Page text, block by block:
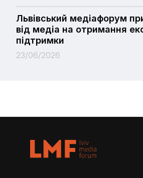
Львівський медіафорум
від медіа на отримання
підтримки
23/06/2026